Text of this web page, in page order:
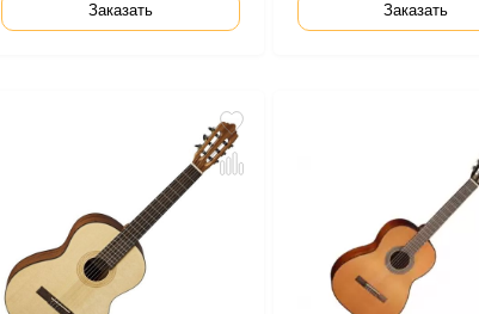
Заказать Заказать